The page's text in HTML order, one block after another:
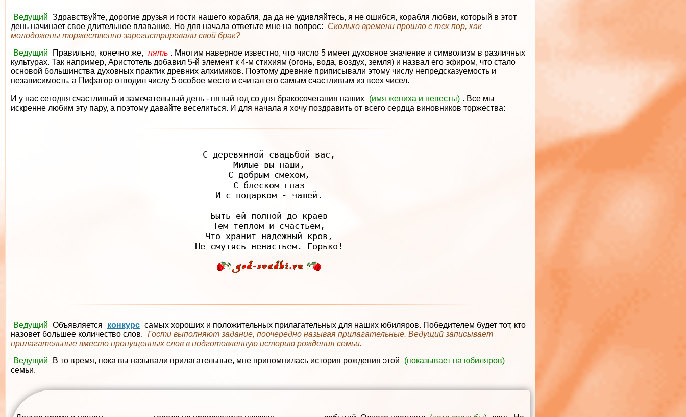
Ведущий Здравствуйте, дорогие друзья и гости нашего корабля, да да не удивляйтесь, я не ошибся, корабля любви, который в этот
день начинает свое длительное плавание. Но для начала ответьте мне на вопрос:
Сколько времени прошло с тех пор, как
молодожены торжественно зарегистрировали свой брак?
Ведущий
Правильно, конечно же, пять . Многим наверное известно, что число 5 имеет духовное значение и символизм в различных
культурах. Так например, Аристотель добавил 5-й элемент к 4-м стихиям (огонь, вода, воздух, земля) и назвал его эфиром, что стало
основой большинства духовных практик древних алхимиков. Поэтому древние приписывали этому числу непредсказуемость и
независимость, а Пифагор отводил числу 5 особое место и считал его самым счастливым из всех чисел.
И у нас сегодня счастливый и замечательный день - пятый год со дня бракосочетания наших (имя жениха и невесты) . Все мы
искренне любим эту пару, а поэтому давайте веселиться. И для начала я хочу поздравить от всего сердца виновников торжества:
С деревянной свадьбой вас,
Милые вы наши,
С добрым смехом,
С блеском глаз
И с подарком - чашей.
Быть ей полной до краев
Тем теплом и счастьем,
Что хранит надежный кров,
Ведущий Объявляется конкурс самых хороших и положительных прилагательных для наших юбиляров. Победителем будет тот, кто
назовет большее количество слов. Гости выполняют задание, поочередно называя прилагательные. Ведущий записывает
прилагательные вместо пропущенных слов в подготовленную историю рождения семьи.
Ведущий
В то время, пока вы называли прилагательные, мне припомнилась история рождения этой
(показывает на юбиляров)
семьи.